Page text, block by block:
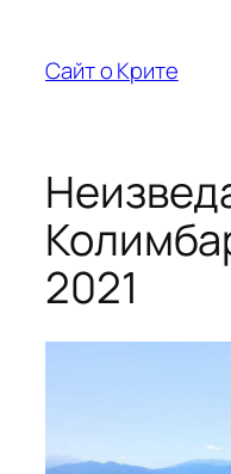
содержимому
Сайт о Крите
2021